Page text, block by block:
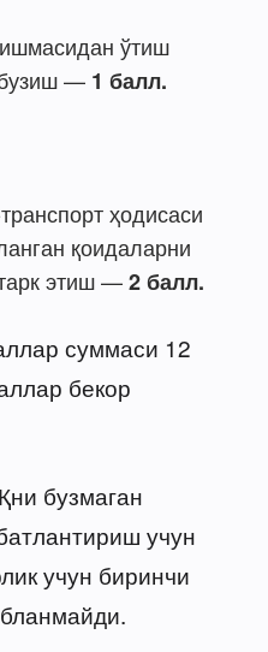
ўтиш
— 1 балл.
ҳодисаси
қоидаларни
этиш —2 балл.
суммаси 12
бекор
бузмаган
учун
учун биринчи